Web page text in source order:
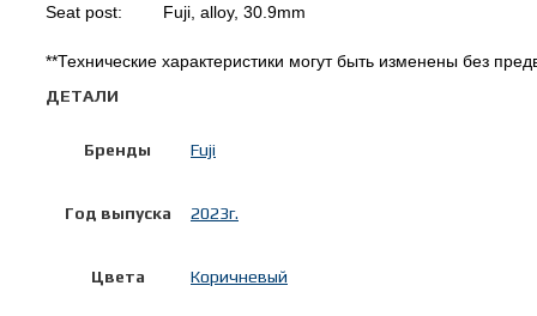
Seat post:
Fuji, alloy, 30.9mm
**Технические характеристики могут быть изменены без
ДЕТАЛИ
Бренды Fuji
Год выпуска 2023г.
Цвета Коричневый